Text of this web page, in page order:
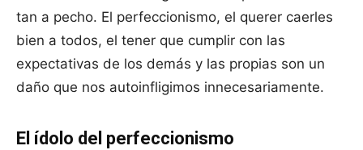
tan a pecho. El perfeccionismo, el querer caerles
bien a todos, el tener que cumplir con las
expectativas de los demás y las propias son un
daño que nos autoinfligimos innecesariamente.
El ídolo del perfeccionismo